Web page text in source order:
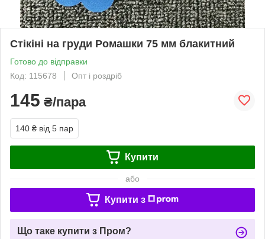
Стікіні на груди Ромашки 75 мм блакитний
Готово до відправки
Код: 115678
Опт і роздріб
145 ₴/пара
140 ₴ від 5 пар
Купити
або
Купити з
Що таке купити з Пром?